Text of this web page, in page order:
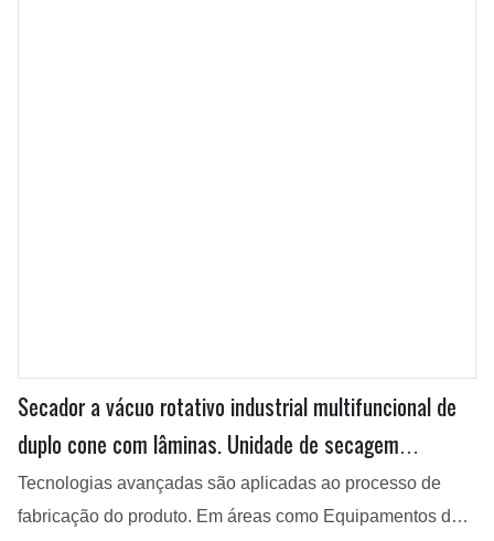
Secador a vácuo rotativo industrial multifuncional de
duplo cone com lâminas. Unidade de secagem
multifuncional com lâminas.
Tecnologias avançadas são aplicadas ao processo de
fabricação do produto. Em áreas como Equipamentos de